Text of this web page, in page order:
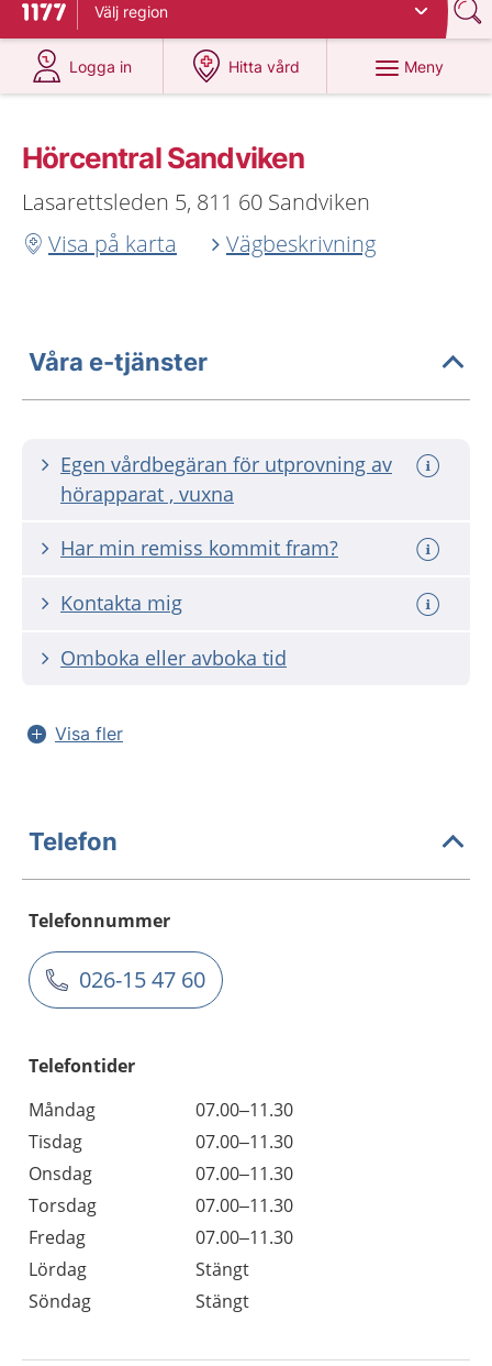
Till startsidan för 1177
Välj region
Logga in
på 1177.se
Hitta vård
på 1177.se
Meny
Hörcentral Sandviken
Lasarettsleden 5, 811 60 Sandviken
Visa på karta
Vägbeskrivning
Våra e-tjänster
Egen vårdbegäran för utprovning av
hörapparat , vuxna
Har min remiss kommit fram?
Kontakta mig
Omboka eller avboka tid
Visa fler
Telefon
Telefonnummer
026-15 47 60
Telefontider
Måndag
07.00–11.30
Tisdag
07.00–11.30
Onsdag
07.00–11.30
Torsdag
07.00–11.30
Fredag
07.00–11.30
Lördag
Stängt
Söndag
Stängt